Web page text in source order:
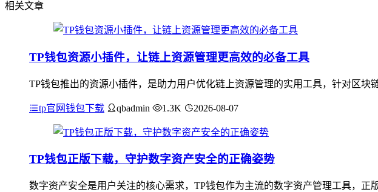
相关文章
TP钱包资源小插件，让链上资源管理更高效的必备工具
TP钱包推出的资源小插件，是助力用户优化链上资源管理的实用工具，针对区
tp官网钱包下载 qbadmin 1.3K 2026-08-07
TP钱包正版下载，守护数字资产安全的正确姿势
数字资产安全是用户关注的核心需求，TP钱包作为主流的数字资产管理工具，